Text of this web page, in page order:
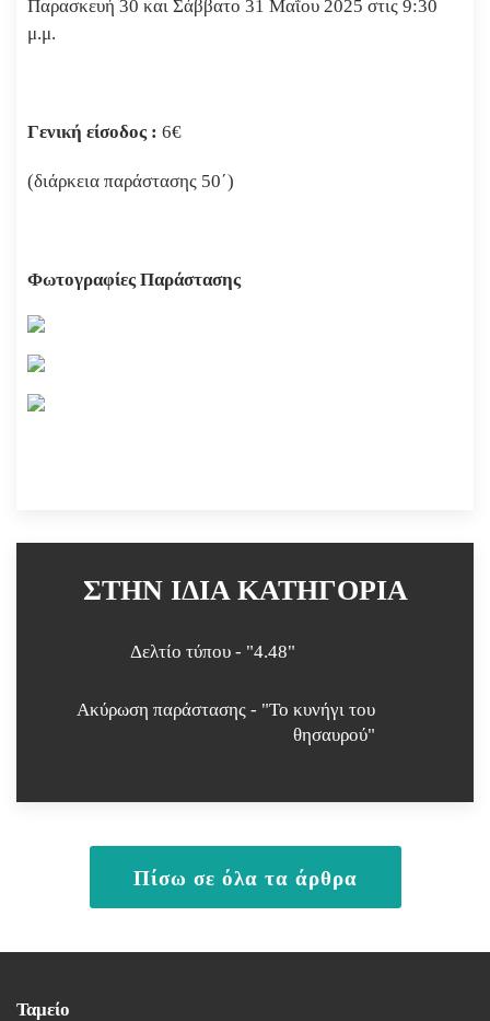
Παρασκευή 30 και Σάββατο 31 Μαΐου 2025 στις 9:30
μ.μ.
Γενική είσοδος : 6€
(διάρκεια παράστασης 50΄)
Φωτογραφίες Παράστασης
ΣΤΗΝ ΙΔΙΑ ΚΑΤΗΓΟΡΙΑ
Δελτίο τύπου - "4.48"
Ακύρωση παράστασης - "Το κυνήγι του
θησαυρού"
Πίσω σε όλα τα άρθρα
Ταμείο